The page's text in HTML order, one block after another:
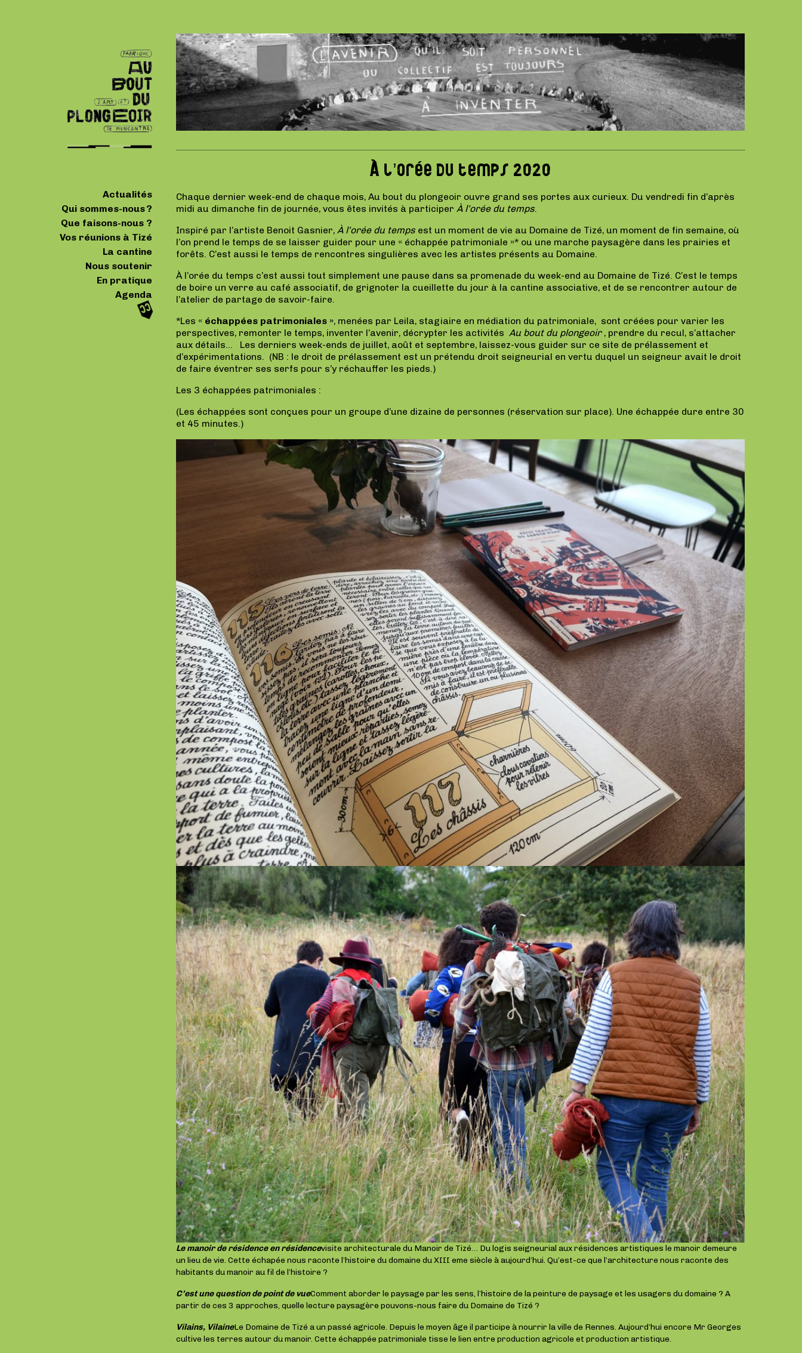
Actualités
Qui sommes-nous ?
Que faisons-nous ?
Vos réunions à Tizé
La cantine
Nous soutenir
En pratique
Agenda
À l’orée du temps 2020
Chaque dernier week-end de chaque mois, Au bout du plongeoir ouvre grand ses portes aux curieux. Du vendredi fin d’après
midi au dimanche fin de journée, vous êtes invités à participer À l’orée du temps.
Inspiré par l’artiste Benoit Gasnier, À l’orée du tempsest un moment de vie au Domaine de Tizé, un moment de fin semaine, où
l’on prend le temps de se laisser guider pour une « échappée patrimoniale »* ou une marche paysagère dans les prairies et
forêts. C’est aussi le temps de rencontres singulières avec les artistes présents au Domaine.
À l’orée du temps c’est aussi tout simplement une pause dans sa promenade du week-end au Domaine de Tizé. C’est le temps
de boire un verre au café associatif, de grignoter la cueillette du jour à la cantine associative, et de se rencontrer autour de
l’atelier de partage de savoir-faire.
*Les « échappées patrimoniales », menées par Leila, stagiaire en médiation du patrimoniale, sont créées pour varier les
perspectives, remonter le temps, inventer l’avenir, décrypter les activités Au bout du plongeoir, prendre du recul, s’attacher
aux détails… Les derniers week-ends de juillet, août et septembre, laissez-vous guider sur ce site de prélassement et
d’expérimentations. (NB : le droit de prélassement est un prétendu droit seigneurial en vertu duquel un seigneur avait le droit
de faire éventrer ses serfs pour s’y réchauffer les pieds.)
Les 3 échappées patrimoniales :
(Les échappées sont conçues pour un groupe d’une dizaine de personnes (réservation sur place). Une échappée dure entre 30
et 45 minutes.)
Le manoir de résidence en résidencevisite architecturale du Manoir de Tizé… Du logis seigneurial aux résidences artistiques le manoir demeure
un lieu de vie. Cette échapée nous raconte l’histoire du domaine du XIII eme siècle à aujourd’hui. Qu’est-ce que l’architecture nous raconte des
habitants du manoir au fil de l’histoire ?
C’est une question de point de vueComment aborder le paysage par les sens, l’histoire de la peinture de paysage et les usagers du domaine ? A
partir de ces 3 approches, quelle lecture paysagère pouvons-nous faire du Domaine de Tizé ?
Vilains, VilaineLe Domaine de Tizé a un passé agricole. Depuis le moyen âge il participe à nourrir la ville de Rennes. Aujourd’hui encore Mr Georges
cultive les terres autour du manoir. Cette échappée patrimoniale tisse le lien entre production agricole et production artistique.